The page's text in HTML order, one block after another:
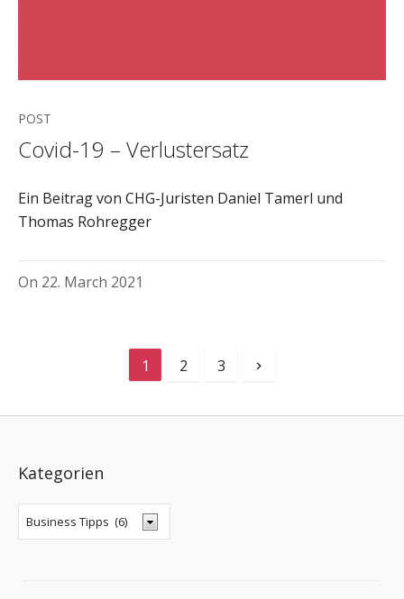
POST
Covid-19 – Verlustersatz
Ein Beitrag von CHG-Juristen Daniel Tamerl und
Thomas Rohregger
On 22. March 2021
1 2 3
Kategorien